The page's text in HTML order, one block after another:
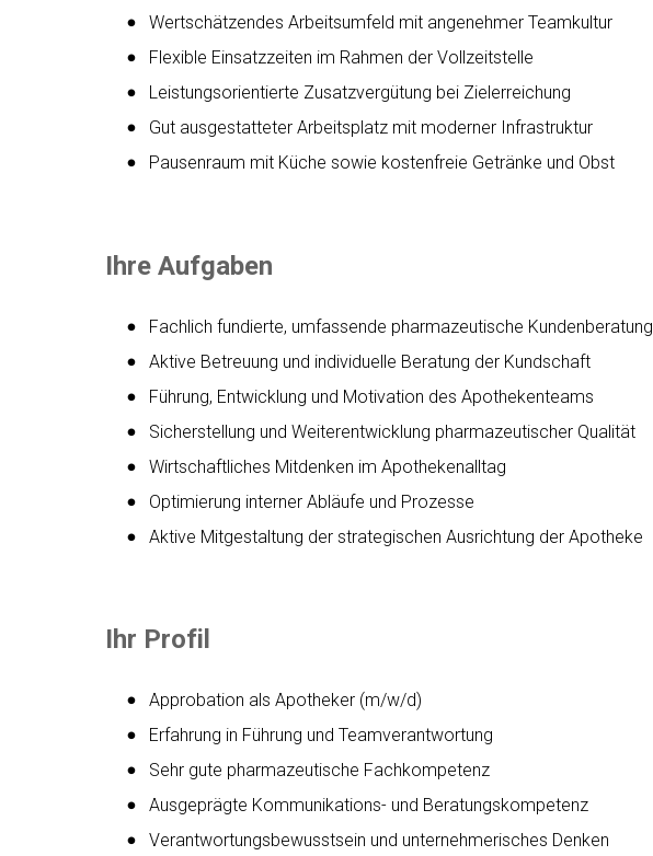
Wertschätzendes Arbeitsumfeld mit angenehmer Teamkultur
Flexible Einsatzzeiten im Rahmen der Vollzeitstelle
Leistungsorientierte Zusatzvergütung bei Zielerreichung
Gut ausgestatteter Arbeitsplatz mit moderner Infrastruktur
Pausenraum mit Küche sowie kostenfreie Getränke und Obst
Ihre Aufgaben
Fachlich fundierte, umfassende pharmazeutische Kundenberatung
Aktive Betreuung und individuelle Beratung der Kundschaft
Führung, Entwicklung und Motivation des Apothekenteams
Sicherstellung und Weiterentwicklung pharmazeutischer Qualität
Wirtschaftliches Mitdenken im Apothekenalltag
Optimierung interner Abläufe und Prozesse
Aktive Mitgestaltung der strategischen Ausrichtung der Apotheke
Ihr Profil
Approbation als Apotheker (m/w/d)
Erfahrung in Führung und Teamverantwortung
Sehr gute pharmazeutische Fachkompetenz
Ausgeprägte Kommunikations- und Beratungskompetenz
Verantwortungsbewusstsein und unternehmerisches Denken